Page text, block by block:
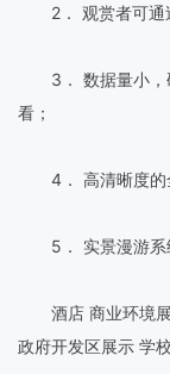
2． 观赏者可通
3． 数据量小，
看；
4． 高清晰度的
5． 实景漫游系统
酒店 商业环境展
政府开发区展示 学